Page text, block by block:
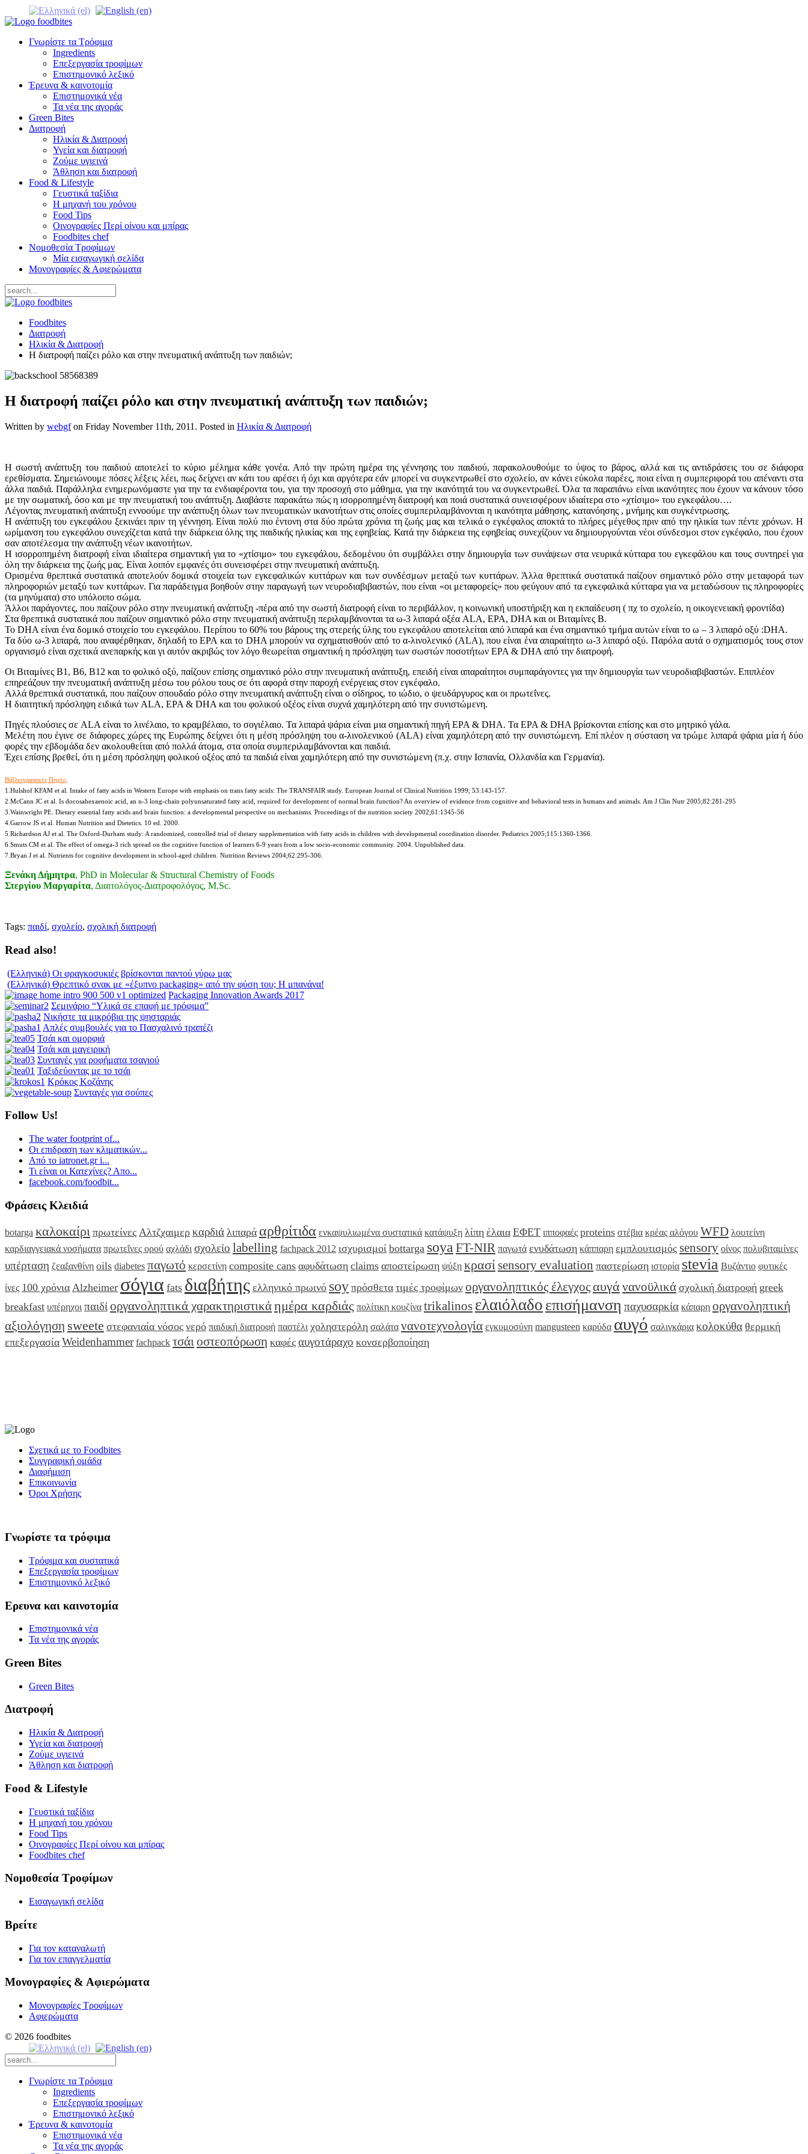
Γνωρίστε τα Τρόφιμα
Ingredients
Επεξεργασία τροφίμων
Επιστημονικό λεξικό
Έρευνα & καινοτομία
Επιστημονικά νέα
Τα νέα της αγοράς
Green Bites
Διατροφή
Ηλικία & Διατροφή
Υγεία και διατροφή
Ζούμε υγιεινά
Άθληση και διατροφή
Food & Lifestyle
Γευστικά ταξίδια
Η μηχανή του χρόνου
Food Tips
Οινογραφίες Περί οίνου και μπίρας
Foodbites chef
Νομοθεσία Τροφίμων
Μία εισαγωγική σελίδα
Μονογραφίες & Αφιερώματα
Foodbites
Διατροφή
Ηλικία & Διατροφή
H διατροφή παίζει ρόλο και στην πνευματική ανάπτυξη των παιδιών;
H διατροφή παίζει ρόλο και στην πνευματική ανάπτυξη των παιδιών;
Written by webgfon Friday November 11th, 2011 . Posted in Ηλικία & Διατροφή
Η σωστή ανάπτυξη του παιδιού αποτελεί το κύριο μέλημα κάθε γονέα. Από την πρώτη ημέρα της γέννησης του παιδιού, παρακολουθούμε το ύψος το βάρος, αλλά και τις αντιδράσεις του σε διάφορα
ερεθίσματα. Σημειώνουμε πόσες λέξεις λέει, πως δείχνει αν κάτι του αρέσει ή όχι και αργότερα εάν μπορεί να συγκεντρωθεί στο σχολείο, αν κάνει εύκολα παρέες, ποια είναι η συμπεριφορά του απέναντι στα
άλλα παιδιά. Παράλληλα ενημερωνόμαστε για την τα ενδιαφέροντα του, για την προσοχή στο μάθημα, για την ικανότητά του να συγκεντρωθεί. Όλα τα παραπάνω είναι ικανότητες που έχουν να κάνουν τόσο
με την σωματική, όσο και με την πνευματική του ανάπτυξη. Διαβάστε παρακάτω πώς η ισορροπημένη διατροφή και ποιά συστατικά συνεισφέρουν ιδιαίτερα στο «χτίσιμο» του εγκεφάλου….
Λέγοντας πνευματική ανάπτυξη εννοούμε την ανάπτυξη όλων των πνευματικών ικανοτήτων στις οποίες συμπεριλαμβάνονται η ικανότητα μάθησης, κατανόησης , μνήμης και συγκέντρωσης.
Η ανάπτυξη του εγκεφάλου ξεκινάει πριν τη γέννηση. Είναι πολύ πιο έντονη στα δύο πρώτα χρόνια τη ζωής μας και τελικά ο εγκέφαλος αποκτά το πλήρες μέγεθος πριν από την ηλικία των πέντε χρόνων. Η
ωρίμανση του εγκεφάλου συνεχίζεται κατά την διάρκεια όλης της παιδικής ηλικίας και της εφηβείας. Κατά την διάρκεια της εφηβείας συνεχίζουν να δημιουργούνται νέοι σύνδεσμοι στον εγκέφαλο, που έχουν
σαν αποτέλεσμα την ανάπτυξη νέων ικανοτήτων.
Η ισορροπημένη διατροφή είναι ιδιαίτερα σημαντική για το «χτίσιμο» του εγκεφάλου, δεδομένου ότι συμβάλλει στην δημιουργία των συνάψεων στα νευρικά κύτταρα του εγκεφάλου και τους συντηρεί για
όλη την διάρκεια της ζωής μας. Είναι λοιπόν εμφανές ότι συνεισφέρει στην πνευματική ανάπτυξη.
Ορισμένα θρεπτικά συστατικά αποτελούν δομικά στοιχεία των εγκεφαλικών κυττάρων και των συνδέσμων μεταξύ των κυττάρων. Άλλα θρεπτικά συστατικά παίζουν σημαντικό ρόλο στην μεταφορά των
πληροφοριών μεταξύ των κυττάρων. Για παράδειγμα βοηθούν στην παραγωγή των νευροδιαβιβαστών, που είναι «οι μεταφορείς» που φεύγουν από τα εγκεφαλικά κύτταρα για να μεταδώσουν τις πληροφορίες
(τα μηνύματα) στο υπόλοιπο σώμα.
Άλλοι παράγοντες, που παίζουν ρόλο στην πνευματική ανάπτυξη -πέρα από την σωστή διατροφή είναι το περιβάλλον, η κοινωνική υποστήριξη και η εκπαίδευση ( πχ το σχολείο, η οικογενειακή φροντίδα)
Στα θρεπτικά συστατικά που παίζουν σημαντικό ρόλο στην πνευματική ανάπτυξη περιλαμβάνονται τα ω-3 λιπαρά οξέα ALA, EPA, DHA και οι Βιταμίνες Β.
Το DHA είναι ένα δομικό στοιχείο του εγκεφάλου. Περίπου το 60% του βάρους της στερεής ύλης του εγκεφάλου αποτελείται από λιπαρά και ένα σημαντικό τμήμα αυτών είναι το ω – 3 λιπαρό οξύ :DHA.
Τα δύο ω-3 λιπαρά, που αναφέρθηκαν, δηλαδή το ΕPA και το DHA μπορούν να σχηματισθούν από το α-λινολενικό (ALA), που είναι ένα απαραίτητο ω-3 λιπαρό οξύ. Παρόλα αυτά ο σχηματισμός τους στον
οργανισμό είναι σχετικά ανεπαρκής και γι αυτόν ακριβώς τον λόγο θεωρείται σημαντική η πρόσληψη των σωστών ποσοτήτων EPA & DHA από την διατροφή.
Οι Βιταμίνες Β1, Β6, Β12 και το φολικό οξύ, παίζουν επίσης σημαντικό ρόλο στην πνευματική ανάπτυξη, επειδή είναι απαραίτητοι συμπαράγοντες για την δημιουργία των νευροδιαβιβαστών. Επιπλέον
επηρεάζουν την πνευματική ανάπτυξη μέσω του ρόλου τους σε ότι αφορά στην παροχή ενέργειας στον εγκέφαλο.
Αλλά θρεπτικά συστατικά, που παίζουν σπουδαίο ρόλο στην πνευματική ανάπτυξη είναι ο σίδηρος, το ιώδιο, ο ψευδάργυρος και οι πρωτεΐνες.
Η διαιτητική πρόσληψη ειδικά των ALA, EPA & DHA και του φολικού οξέος είναι συχνά χαμηλότερη από την συνιστώμενη.
Πηγές πλούσιες σε ALA είναι το λινέλαιο, το κραμβέλαιο, το σογιέλαιο. Τα λιπαρά ψάρια είναι μια σημαντική πηγή EPA & DHA. Τα EPA & DHA βρίσκονται επίσης και στο μητρικό γάλα.
Μελέτη που έγινε σε διάφορες χώρες της Ευρώπης δείχνει ότι η μέση πρόσληψη του α-λινολενικού (ALA) είναι χαμηλότερη από την συνιστώμενη. Επί πλέον η σύσταση να τρώμε λιπαρά ψάρια μία ή δύο
φορές την εβδομάδα δεν ακολουθείται από πολλά άτομα, στα οποία συμπεριλαμβάνονται και παιδιά.
Έχει επίσης βρεθεί, ότι η μέση πρόσληψη φολικού οξέος από τα παιδιά είναι χαμηλότερη από την συνιστώμενη (π.χ. στην Ισπανία, Ολλανδία και Γερμανία).
Βιβλιογραφικές Πηγές:
1.Hulshof KFAM et al. Intake of fatty acids in Western Europe with emphasis on trans fatty acids: The TRANSFAIR study. European Journal of Clinical Nutrition 1999; 53:143-157.
2.McCann JC et al. Is docosahexaenoic acid, an n-3 long-chain polyunsaturated fatty acid, required for development of normal brain function? An overview of evidence from cognitive and behavioral tests in humans and animals. Am J Clin Nutr 2005;82:281-295
3.Wainwright PE. Dietary essential fatty acids and brain function: a developmental perspective on mechanisms. Proceedings of the nutrition society 2002;61:1345-56
4.Garrow JS et al. Human Nutrition and Dietetics. 10 ed. 2000.
5.Richardson AJ et al. The Oxford-Durham study: A randomized, controlled trial of dietary supplementation with fatty acids in children with developmental coordination disorder. Pediatrics 2005;115:1360-1366.
6.Smuts CM et al. The effect of omega-3 rich spread on the cognitive function of learners 6-9 years from a low socio-economic community. 2004. Unpublished data.
7.Bryan J et al. Nutrients for cognitive development in school-aged children. Nutrition Reviews 2004;62:295-306.
Ξενάκη Δήμητρα, PhD in Molecular & Structural Chemistry of Foods
Στεργίου Μαργαρίτα, Διαιτολόγος-Διατροφολόγος, M.Sc.
Tags: παιδί, σχολείο, σχολική διατροφή
Read also!
(Ελληνικά) Οι φραγκοσυκιές βρίσκονται παντού γύρω μας
(Ελληνικά) Θρεπτικό σνακ με «έξυπνο packaging» από την φύση του; Η μπανάνα!
Packaging Innovation Awards 2017
Σεμινάριο “Υλικά σε επαφή με τρόφιμα”
Νικήστε τα μικρόβια της ψησταριάς
Απλές συμβουλές για το Πασχαλινό τραπέζι
Τσάι και ομορφιά
Τσάι και μαγειρική
Συνταγές για ροφήματα τσαγιού
Ταξιδεύοντας με το τσάι
Κρόκος Κοζάνης
Συνταγές για σούπες
Follow Us!
The water footprint of...
Οι επιδραση των κλιματικών...
Από το iatronet.gr i...
Τι είναι οι Κατεχίνες? Απο...
facebook.com/foodbit...
Φράσεις Κλειδιά
botarga καλοκαίρι πρωτείνες Αλτζχαιμερ καρδιά λιπαρά αρθρίτιδα ενκαψυλιωμένα συστατικά κατάψυξη λίπη έλαια ΕΦΕΤ ιπποφαές proteins στέβια κρέας αλόγου WFD λουτείνη
καρδιαγγειακά νοσήματα πρωτεΐνες ορού αχλάδι σχολείο labelling fachpack 2012 ισχυρισμοί bottarga soyaFT-NIR παγωτά ενυδάτωση κάππαρη εμπλουτισμός sensory οίνος πολυβιταμίνες
υπέρταση ζεαξανθίνη oils diabetes παγωτό κερσετίνη composite cans αφυδάτωση claims αποστείρωση ψύξη κρασίsensory evaluation παστερίωση ιστορία stevia Βυζάντιο φυτικές
ίνες 100 χρόνια Alzheimer σόγια fats διαβήτης ελληνικό πρωινό soy πρόσθετα τιμές τροφίμων οργανοληπτικός έλεγχοςαυγά νανοϋλικά σχολική διατροφή greek
breakfast υπέρηχοι παιδίοργανοληπτικά χαρακτηριστικάημέρα καρδιάς πολίτικη κουζίνα trikalinos ελαιόλαδο επισήμανση παχυσαρκία κάπαρη οργανοληπτική
αξιολόγηση sweete στεφανιαία νόσος νερό παιδική διατροφή παστέλι χοληστερόλη σαλάτα νανοτεχνολογία εγκυμοσύνη mangusteen καρύδα αυγό σαλιγκάρια κολοκύθα θερμική
επεξεργασία Weidenhammer fachpack τσάι οστεοπόρωση καφές αυγοτάραχο κονσερβοποίηση
Σχετικά με το Foodbites
Συγγραφική ομάδα
Διαφήμιση
Επικοινωνία
Όροι Χρήσης
Γνωρίστε τα τρόφιμα
Τρόφιμα και συστατικά
Επεξεργασία τροφίμων
Επιστημονικό λεξικό
Ερευνα και καινοτομία
Επιστημονικά νέα
Τα νέα της αγοράς
Green Bites
Green Bites
Διατροφή
Ηλικία & Διατροφή
Υγεία και διατροφή
Ζούμε υγιεινά
Άθληση και διατροφή
Food & Lifestyle
Γευστικά ταξίδια
Η μηχανή του χρόνου
Food Tips
Οινογραφίες Περί οίνου και μπίρας
Foodbites chef
Νομοθεσία Τροφίμων
Εισαγωγική σελίδα
Βρείτε
Για τον καταναλωτή
Για τον επαγγελματία
Μονογραφίες & Αφιερώματα
Μονογραφίες Τροφίμων
Αφιερώματα
© 2026 foodbites
Γνωρίστε τα Τρόφιμα
Ingredients
Επεξεργασία τροφίμων
Επιστημονικό λεξικό
Έρευνα & καινοτομία
Επιστημονικά νέα
Τα νέα της αγοράς